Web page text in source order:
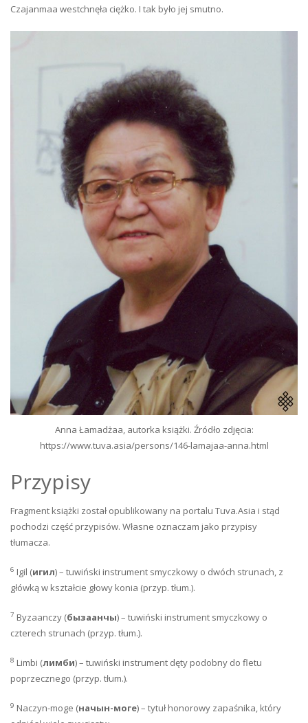
Czajanmaa westchnęła ciężko. I tak było jej smutno.
Anna Łamadżaa, autorka książki. Źródło zdjęcia:
https://www.tuva.asia/persons/146-lamajaa-anna.html
Przypisy
Fragment książki został opublikowany na portalu Tuva.Asia i stąd
pochodzi część przypisów. Własne oznaczam jako przypisy
tłumacza.
6 Igil (игил) – tuwiński instrument smyczkowy o dwóch strunach, z
główką w kształcie głowy konia (przyp. tłum.).
7 Byzaanczy (бызаанчы) – tuwiński instrument smyczkowy o
czterech strunach (przyp. tłum.).
8 Limbi (лимби) – tuwiński instrument dęty podobny do fletu
poprzecznego (przyp. tłum.).
9 Naczyn-moge (начын-моге) – tytuł honorowy zapaśnika, który